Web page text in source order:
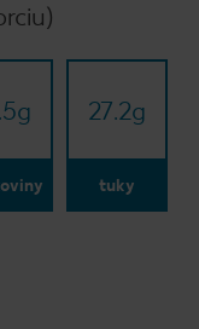
g 27.2g
tuky